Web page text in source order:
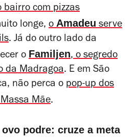
bairro com pizzas
longe, oAmadeuserve
. Já do outro lado da
o Familjen, o segredo
da Madragoa. E em São
não perca o pop-up dos
Mãe.
podre: cruze a meta